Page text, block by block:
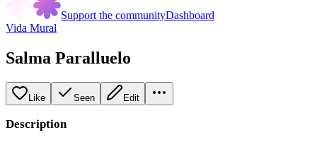
Support the communityDashboard
Vida Mural
Salma Paralluelo
Like Seen Edit
Description